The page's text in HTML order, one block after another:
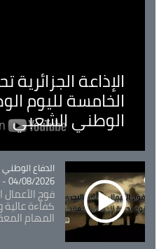
الإذاعة الجزائرية
الخامسة لليوم
الوطني الشعبي
Catégorie
الدفاع الوطني
04/08/2026 - 12:10
فوج الأعمال
كفاءة عالية
المهام